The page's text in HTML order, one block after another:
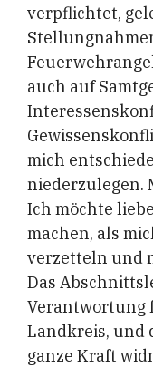
verpflichtet,
auch auf
mich
niederzulegen.
Ich möchte
machen, als
verzetteln und
Das
Verantwortung
Landkreis, und
ganze Kraft